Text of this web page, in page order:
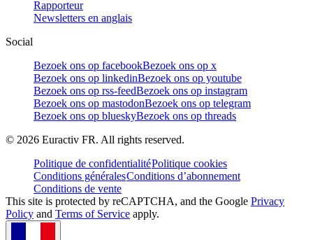
Rapporteur
Newsletters en anglais
Social
Bezoek ons op facebookBezoek ons op x
Bezoek ons op linkedinBezoek ons op youtube
Bezoek ons op rss-feedBezoek ons op instagram
Bezoek ons op mastodonBezoek ons op telegram
Bezoek ons op blueskyBezoek ons op threads
© 2026 Euractiv FR. All rights reserved.
Politique de confidentialitéPolitique cookies
Conditions généralesConditions d’abonnement
Conditions de vente
This site is protected by reCAPTCHA, and the Google Privacy
Policy and Terms of Service apply.